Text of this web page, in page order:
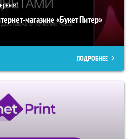
магазине «Букет Питер»
ПОДРОБНЕЕ